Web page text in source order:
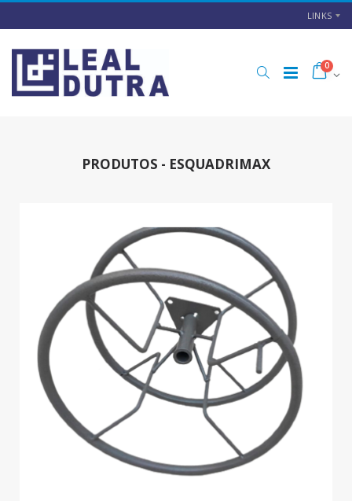
LINKS
0
PRODUTOS - ESQUADRIMAX